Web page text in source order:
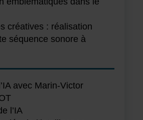
créatives : réalisation
séquence sonore à
avec Marin-Victor
l’IA